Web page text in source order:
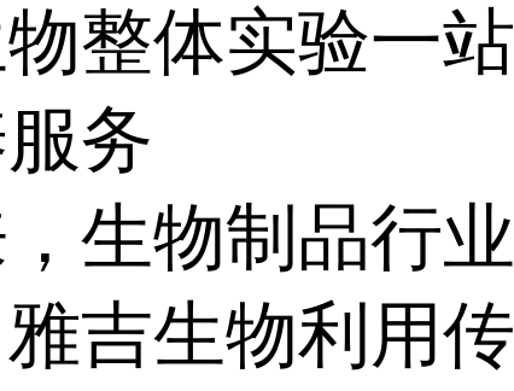
整体实验一
务
生物制品行
吉生物利用